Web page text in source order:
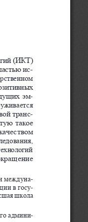
(ИКТ)
ис
-
эм-
транс-
такое
междуна-
в госу-
школа
админи-